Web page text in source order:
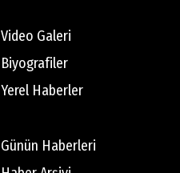
Video Galeri
Biyografiler
Yerel Haberler
Günün Haberleri